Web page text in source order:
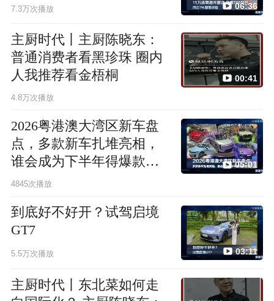
7.3万次播放 06:36
主厨时代丨主厨陈晓东：
普通消费者看黑珍珠 圈内
人我推荐看金梧桐
4.8万次播放
00:41
2026粤港澳大湾区新车盘
点，多款新车扎堆亮相，
谁会成为下半年得爆款车
型？
4845次播放
05:01
到底好不好开？试驾启境
GT7
5.5万次播放 03:11
主厨时代丨东北菜如何走